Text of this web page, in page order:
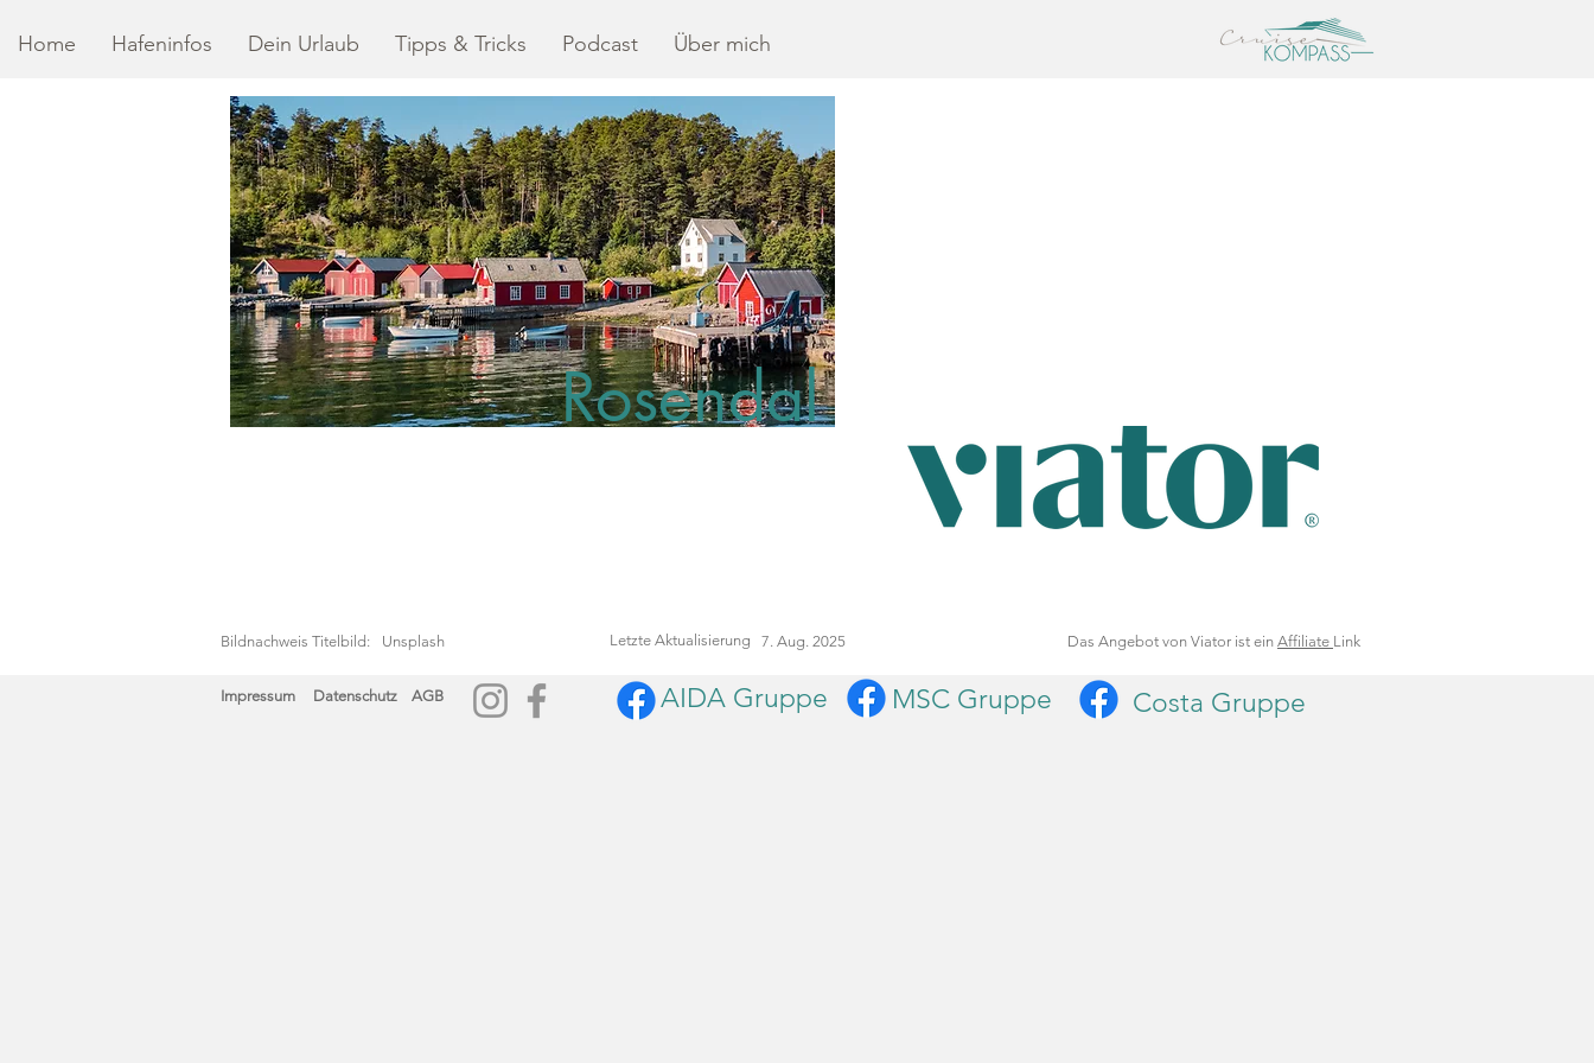
Home Hafeninfos Dein Urlaub Tipps & Tricks Podcast Über mich
Rosendal
Bildnachweis Titelbild: Unsplash Letzte Aktualisierung 7. Aug. 2025 Das Angebot von Viator ist ein Affiliate Link
Impressum Datenschutz AGB AIDA Gruppe MSC Gruppe Costa Gruppe